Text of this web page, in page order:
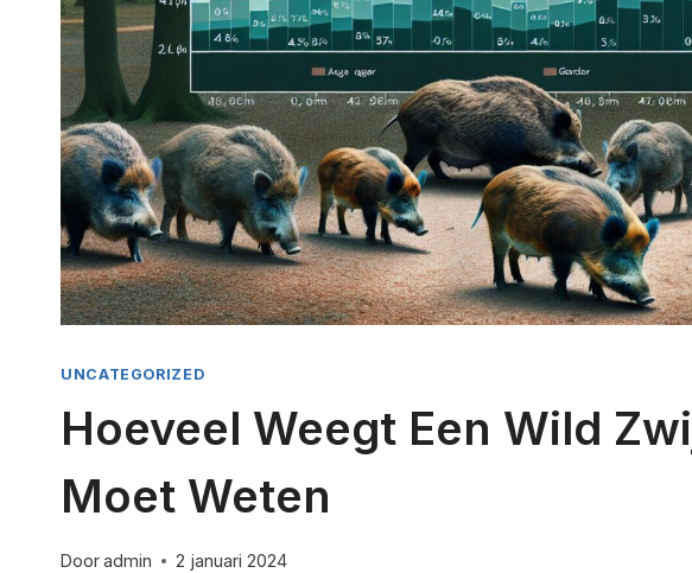
UNCATEGORIZED
Hoeveel Weegt Een Wild
Moet Weten
Dooradmin 2 januari 2024